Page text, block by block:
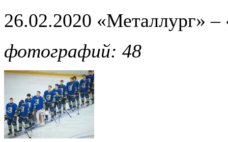
26.02.2020 «Металлург» –
фотографий: 48